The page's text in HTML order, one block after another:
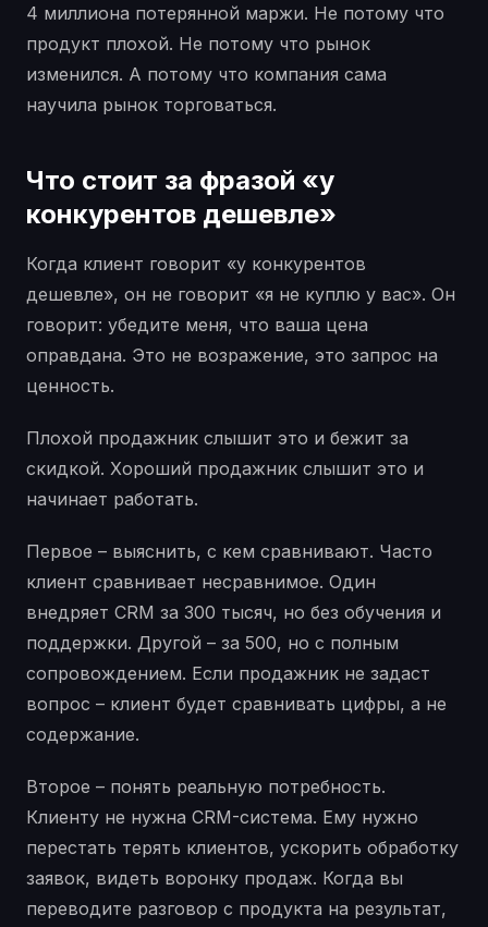
4 миллиона потерянной маржи. Не потому что
продукт плохой. Не потому что рынок
изменился. А потому что компания сама
научила рынок торговаться.
Что стоит за фразой «у
конкурентов дешевле»
Когда клиент говорит «у конкурентов
дешевле», он не говорит «я не куплю у вас». Он
говорит: убедите меня, что ваша цена
оправдана. Это не возражение, это запрос на
ценность.
Плохой продажник слышит это и бежит за
скидкой. Хороший продажник слышит это и
начинает работать.
Первое – выяснить, с кем сравнивают. Часто
клиент сравнивает несравнимое. Один
внедряет CRM за 300 тысяч, но без обучения и
поддержки. Другой – за 500, но с полным
сопровождением. Если продажник не задаст
вопрос – клиент будет сравнивать цифры, а не
содержание.
Второе – понять реальную потребность.
Клиенту не нужна CRM-система. Ему нужно
перестать терять клиентов, ускорить обработку
заявок, видеть воронку продаж. Когда вы
переводите разговор с продукта на результат,